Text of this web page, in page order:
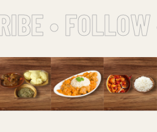
• FOLLOW